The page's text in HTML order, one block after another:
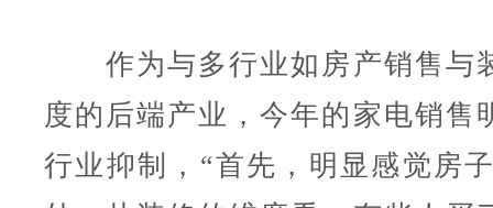
作为与多行业如房产销售与
度的后端产业，今年的家电销售
行业抑制，“首先，明显感觉房